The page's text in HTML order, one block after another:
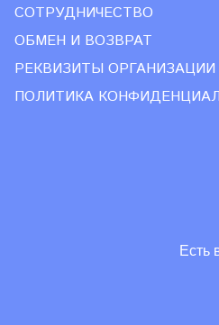
СОТРУДНИЧЕСТВО
ОБМЕН И ВОЗВРАТ
РЕКВИЗИТЫ ОРГАНИЗАЦИИ
ПОЛИТИКА
Есть